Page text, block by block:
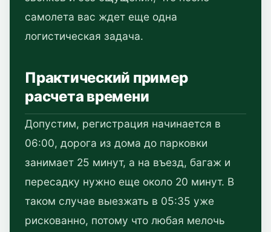
самолета вас ждет еще одна
логистическая задача.
Практический пример
расчета времени
Допустим, регистрация начинается в
06:00, дорога из дома до парковки
занимает 25 минут, а на въезд, багаж и
пересадку нужно еще около 20 минут. В
таком случае выезжать в 05:35 уже
рискованно, потому что любая мелочь